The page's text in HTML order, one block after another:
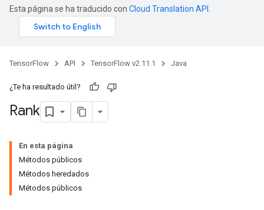
Esta página se ha traducido con Cloud Translation API
TensorFlow API TensorFlow v2.11.1 Java
¿Te ha resultado útil?
Rank
En esta página
Métodos públicos
Métodos heredados
Métodos públicos